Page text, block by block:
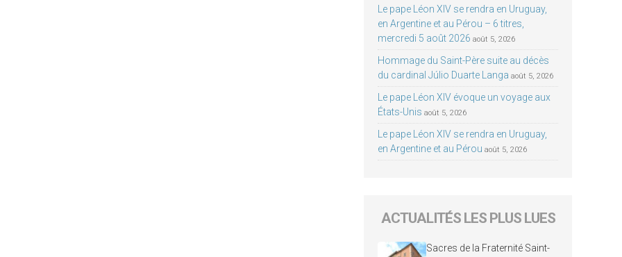
Le pape Léon XIV se rendra en Uruguay,
en Argentine et au Pérou – 6 titres,
mercredi 5 août 2026 août 5, 2026
Hommage du Saint-Père suite au décès
du cardinal Júlio Duarte Langa août 5, 2026
Le pape Léon XIV évoque un voyage aux
États-Unis août 5, 2026
Le pape Léon XIV se rendra en Uruguay,
en Argentine et au Pérou août 5, 2026
ACTUALITÉS LES PLUS LUES
Sacres de la Fraternité Saint-